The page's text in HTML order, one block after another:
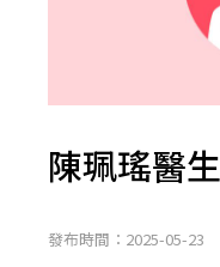
陳珮瑤醫生
發布時間：2025-05-23